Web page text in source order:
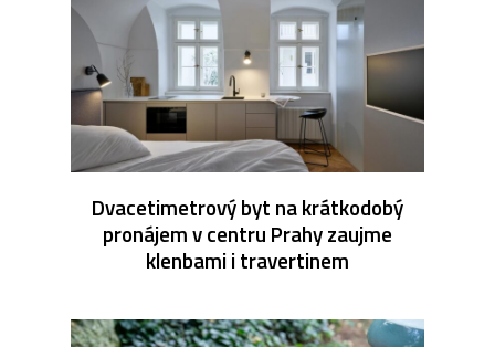
Dvacetimetrový byt na krátkodobý
pronájem v centru Prahy zaujme
klenbami i travertinem